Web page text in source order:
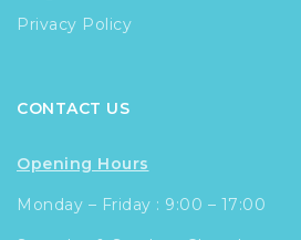
Privacy Policy
CONTACT US
Opening Hours
Monday – Friday : 9:00 – 17:00